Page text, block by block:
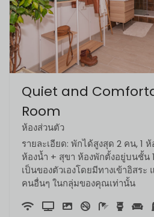
Quiet and
Room
ห้องส่วนตัว
รายละเอียด: พักได้สูงสุด 2 คน, 1 ห้
ห้องน้ำ + สุขา ห้องพักตั้งอยู่บนชั้
เป็นของตัวเองโดยมีทางเข้าอิสร
คนอื่นๆ ในกลุ่มของคุณเท่านั้น